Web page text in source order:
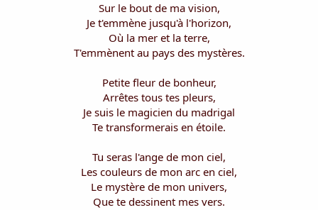
Sur le bout de ma vision,
Je t'emmène jusqu'à l'horizon,
Où la mer et la terre,
T'emmènent au pays des mystères.
Petite fleur de bonheur,
Arrêtes tous tes pleurs,
Je suis le magicien du madrigal
Te transformerais en étoile.
Tu seras l'ange de mon ciel,
Les couleurs de mon arc en ciel,
Le mystère de mon univers,
Que te dessinent mes vers.